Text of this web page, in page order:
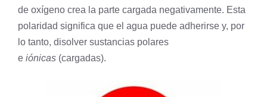
de oxígeno crea la parte cargada negativamente. Esta
polaridad significa que el agua puede adherirse y, por
lo tanto, disolver sustancias polares
e iónicas (cargadas).